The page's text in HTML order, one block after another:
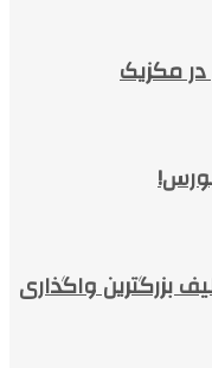
مکزیک
تکلیف بزرگترین واگذاری